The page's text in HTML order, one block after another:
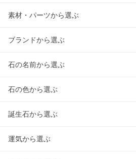
素材・パーツから選ぶ
ブランドから選ぶ
石の名前から選ぶ
石の色から選ぶ
誕生石から選ぶ
運気から選ぶ